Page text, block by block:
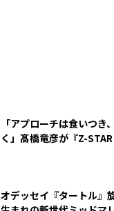
「アプローチは食いつき
く」髙橋竜彦が『Z-
オデッセイ『タートル』